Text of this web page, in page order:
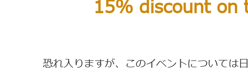
15% discount
恐れ入りますが、このイベントについては